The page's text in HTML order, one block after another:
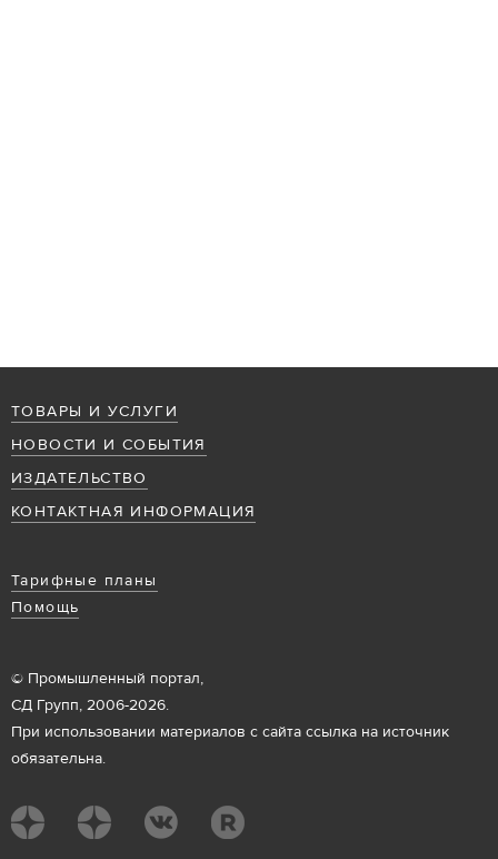
ТОВАРЫ И УСЛУГИ
НОВОСТИ И СОБЫТИЯ
ИЗДАТЕЛЬСТВО
КОНТАКТНАЯ ИНФОРМАЦИЯ
Тарифные планы
Помощь
© Промышленный портал,
СД Групп, 2006-2026.
При использовании материалов с сайта ссылка на источник
обязательна.